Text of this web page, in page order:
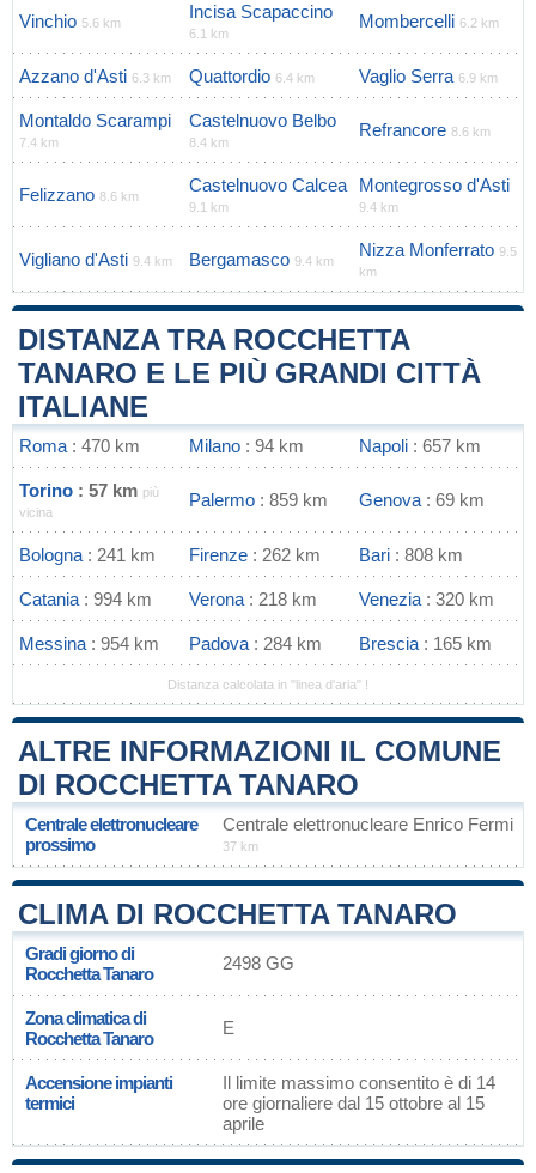
Vinchio 5.6 km
Incisa Scapaccino
6.1 km
Mombercelli 6.2 km
Azzano d'Asti 6.3 km Quattordio 6.4 km Vaglio Serra 6.9 km
Montaldo Scarampi
7.4 km
Castelnuovo Belbo
8.4 km
Refrancore 8.6 km
Felizzano 8.6 km
Castelnuovo Calcea
9.1 km
Montegrosso d'Asti
9.4 km
Vigliano d'Asti 9.4 km Bergamasco 9.4 km
Nizza Monferrato 9.5
km
DISTANZA TRA ROCCHETTA
TANARO E LE PIÙ GRANDI CITTÀ
ITALIANE
Roma : 470 km Milano : 94 km Napoli : 657 km
Torino : 57 km più
vicina
Palermo : 859 km Genova : 69 km
Bologna : 241 km Firenze : 262 km Bari : 808 km
Catania : 994 km Verona : 218 km Venezia : 320 km
Messina : 954 km Padova : 284 km Brescia : 165 km
Distanza calcolata in "linea d'aria" !
ALTRE INFORMAZIONI IL COMUNE
DI ROCCHETTA TANARO
Centrale elettronucleare
prossimo
Centrale elettronucleare Enrico Fermi
37 km
CLIMA DI ROCCHETTA TANARO
Gradi giorno di
Rocchetta Tanaro
2498 GG
Zona climatica di
Rocchetta Tanaro
E
Accensione impianti
termici
Il limite massimo consentito è di 14
ore giornaliere dal 15 ottobre al 15
aprile